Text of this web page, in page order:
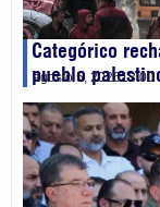
Categórico
pueblo
agosto 5, 202613:00